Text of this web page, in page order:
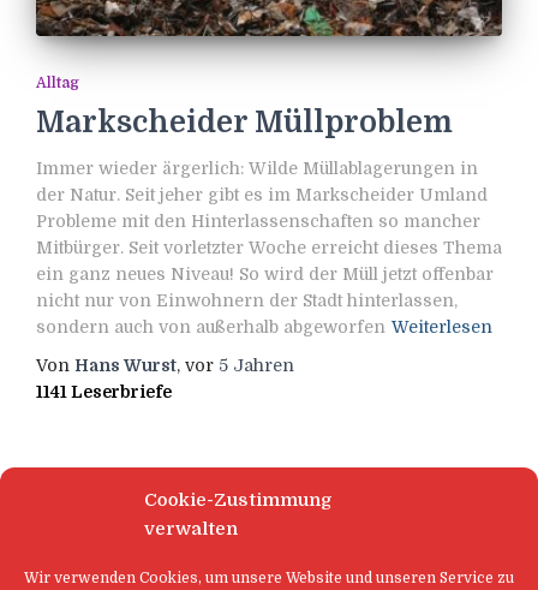
Cookie-Zustimmung
verwalten
Wir verwenden Cookies, um unsere Website und unseren Service zu
Alltag
Markscheider Müllproblem
Immer wieder ärgerlich: Wilde Müllablagerungen in
der Natur. Seit jeher gibt es im Markscheider Umland
Probleme mit den Hinterlassenschaften so mancher
Mitbürger. Seit vorletzter Woche erreicht dieses Thema
ein ganz neues Niveau! So wird der Müll jetzt offenbar
nicht nur von Einwohnern der Stadt hinterlassen,
sondern auch von außerhalb abgeworfen Weiterlesen
Von Hans Wurst, vor 5 Jahren
1141 Leserbriefe